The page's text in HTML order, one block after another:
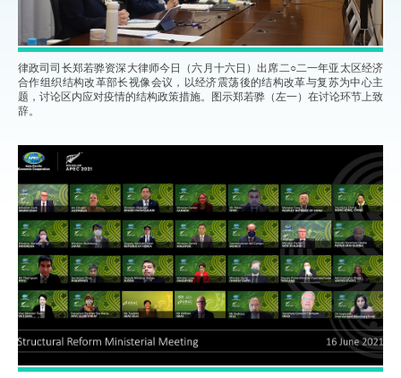
律政司司长郑若骅资深大律师今日（六月十六日）出席二○二一年亚太区经济
合作组织结构改革部长视像会议，以经济震荡後的结构改革与复苏为中心主
题，讨论区内应对疫情的结构政策措施。图示郑若骅（左一）在讨论环节上致
辞。